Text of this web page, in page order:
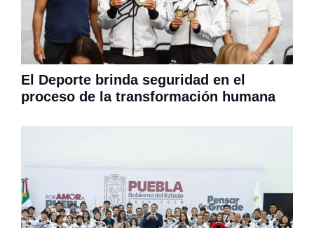
El Deporte brinda seguridad en el
proceso de la transformación humana